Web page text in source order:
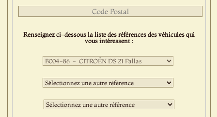
Renseignez ci-dessous la liste des références des véhicules qui
vous intéressent :
Première
sélection
:Deuxième
sélection
:Troisième
sélection